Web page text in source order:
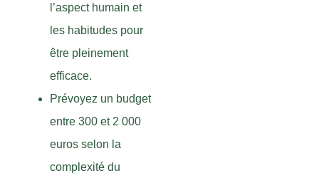
l’aspect humain et
les habitudes pour
être pleinement
efficace.
Prévoyez un budget
entre 300 et 2 000
euros selon la
complexité du